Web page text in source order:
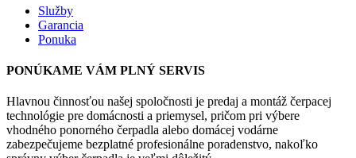
Služby
Garancia
Ponuka
PONÚKAME VÁM PLNÝ SERVIS
Hlavnou činnosťou našej spoločnosti je predaj a montáž čerpacej
technológie pre domácnosti a priemysel, pričom pri výbere
vhodného ponorného čerpadla alebo domácej vodárne
zabezpečujeme bezplatné profesionálne poradenstvo, nakoľko